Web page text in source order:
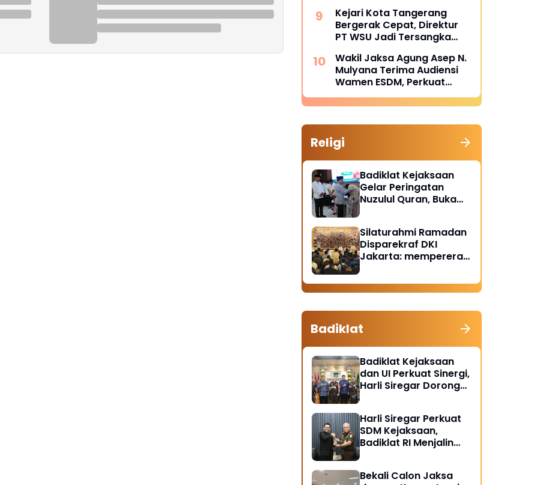
Langsung Dijebloskan ke
Penjara
Kejari Kota Tangerang
Bergerak Cepat, Direktur
PT WSU Jadi Tersangka
Operasional Boeing 737-
300
Wakil Jaksa Agung Asep N.
Mulyana Terima Audiensi
Wamen ESDM, Perkuat
Sinergi Hukum Kawal
Sektor Energi Nasional
Religi
Badiklat Kejaksaan
Gelar Peringatan
Nuzulul Quran, Buka
Piatu
Silaturahmi Ramadan
Disparekraf DKI
Jakarta: mempererat
soliditas
Badiklat
Badiklat Kejaksaan
dan UI Perkuat Sinergi,
Harli Siregar Dorong
Harli Siregar Perkuat
SDM Kejaksaan,
Badiklat RI Menjalin
Bekali Calon Jaksa